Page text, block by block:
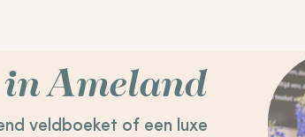
in Ameland
veldboeket of een luxe